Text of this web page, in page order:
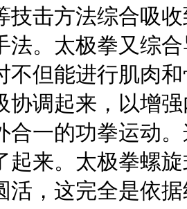
技击方法综合吸
法。太极拳又综
不但能进行肌肉
协调起来，以增
合一的功拳运动
起来。太极拳螺
活，这完全是依